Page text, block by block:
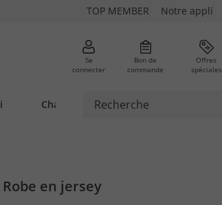
TOP MEMBER Notre appli
Se
connecter
Bon de
commande
Offres
spéciales
Chaussures
Robe en jersey